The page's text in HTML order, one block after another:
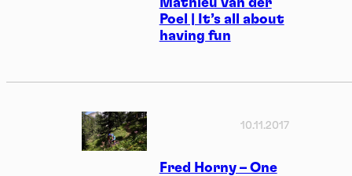
Mathieu van der
Poel | It’s all about
having fun
Fred Horny – One
10.11.2017